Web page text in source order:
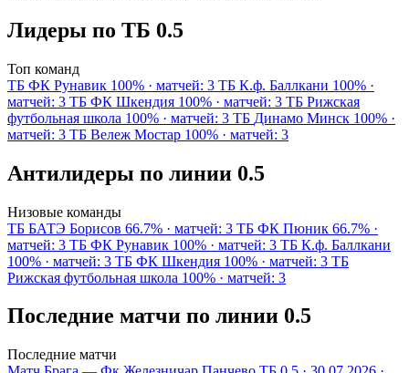
Лидеры по ТБ 0.5
Топ команд
ТБ ФК Рунавик 100% · матчей: 3 ТБ К.ф. Баллкани 100% ·
матчей: 3 ТБ ФК Шкендия 100% · матчей: 3 ТБ Рижская
футбольная школа 100% · матчей: 3 ТБ Динамо Минск 100% ·
матчей: 3 ТБ Вележ Мостар 100% · матчей: 3
Антилидеры по линии 0.5
Низовые команды
ТБ БАТЭ Борисов 66.7% · матчей: 3 ТБ ФК Пюник 66.7% ·
матчей: 3 ТБ ФК Рунавик 100% · матчей: 3 ТБ К.ф. Баллкани
100% · матчей: 3 ТБ ФК Шкендия 100% · матчей: 3 ТБ
Рижская футбольная школа 100% · матчей: 3
Последние матчи по линии 0.5
Последние матчи